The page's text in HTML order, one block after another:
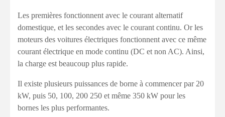
Les premières fonctionnent avec le courant alternatif
domestique, et les secondes avec le courant continu. Or les
moteurs des voitures électriques fonctionnent avec ce même
courant électrique en mode continu (DC et non AC). Ainsi,
la charge est beaucoup plus rapide.
Il existe plusieurs puissances de borne à commencer par 20
kW, puis 50, 100, 200 250 et même 350 kW pour les
bornes les plus performantes.